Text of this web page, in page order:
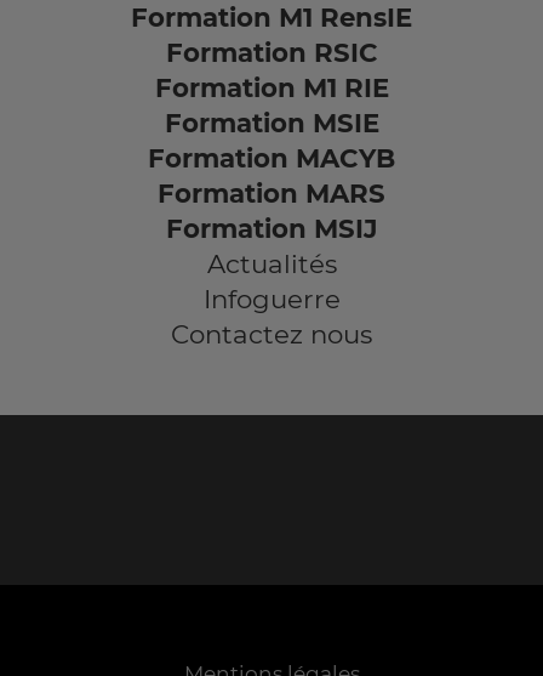
Formation M1 RensIE
Formation RSIC
Formation M1 RIE
Formation MSIE
Formation MACYB
Formation MARS
Formation MSIJ
Actualités
Infoguerre
Contactez nous